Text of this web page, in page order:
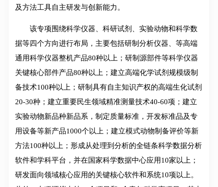
及方法工具自主研发与创新能力。
该专项围绕科学仪器、科研试剂、实验动物和科学数
据等四个方向进行布局，主要包括研制分析仪器、等高端
通用科学仪器整机产品80种以上；研制源部件等科学仪器
关键核心部件产品80种以上；建立高端化学试剂规模级制
备技术100种以上；研制具有自主知识产权的高端生化试剂
20-30种；建立重要民生领域精准测量技术40-60项；建立
实验动物新品种新品系，制定质量标准，开发标准品及专
用设备等新产品1000个以上；建立模式动物制备评价等新
方法100种以上；形成从处理到分析的全链条科学数据分析
软件和学科平台，并在国家科学数据中心应用10家以上；
研发面向领域核心应用的关键核心软件和系统10项以上。